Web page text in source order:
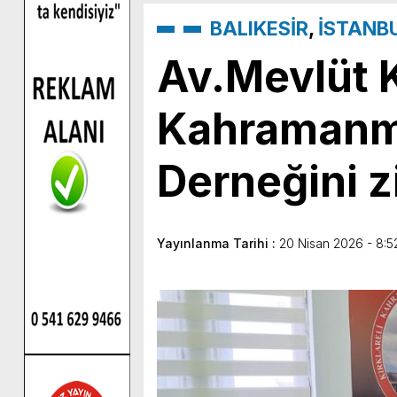
BALIKESİR,
Av.Mevlüt
Derneğini
Yayınlanma Tarihi : 20 Nisan 2026 -